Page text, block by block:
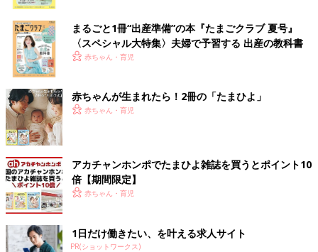
まるごと1冊“出産準備”の本『たまごクラブ 夏号』
〈スペシャル大特集〉夫婦で予習する 出産の教科書
赤ちゃん・育児
赤ちゃんが生まれたら！2冊の「たまひよ」
赤ちゃん・育児
アカチャンホンポでたまひよ雑誌を買うとポイント10
倍【期間限定】
赤ちゃん・育児
1日だけ働きたい、を叶える求人サイト
PR(ショットワークス)